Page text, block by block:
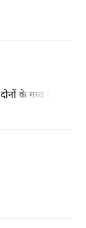
के मध्य